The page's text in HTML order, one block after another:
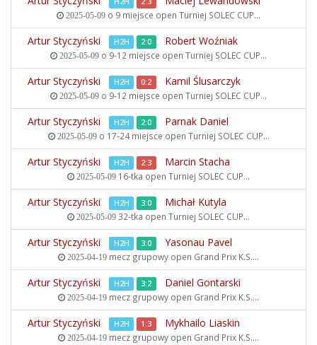
2025-05-09 o 9 miejsce open Turniej SOLEC CUP...
Artur Styczyński H2H 2:0 Robert Woźniak
2025-05-09 o 9-12 miejsce open Turniej SOLEC CUP...
Artur Styczyński H2H 0:2 Kamil Ślusarczyk
2025-05-09 o 9-12 miejsce open Turniej SOLEC CUP...
Artur Styczyński H2H 2:0 Parnak Daniel
2025-05-09o 17-24 miejsce open Turniej SOLEC CUP...
Artur Styczyński H2H 2:3 Marcin Stacha
2025-05-09 16-tka open Turniej SOLEC CUP...
Artur Styczyński H2H 3:0 Michał Kutyla
2025-05-09 32-tka open Turniej SOLEC CUP...
Artur Styczyński H2H 3:0 Yasonau Pavel
2025-04-19 mecz grupowy open Grand Prix K.S....
Artur Styczyński H2H 3:2 Daniel Gontarski
2025-04-19 mecz grupowy open Grand Prix K.S....
Artur Styczyński H2H 1:3 Mykhailo Liaskin
2025-04-19 mecz grupowy open Grand Prix K.S....